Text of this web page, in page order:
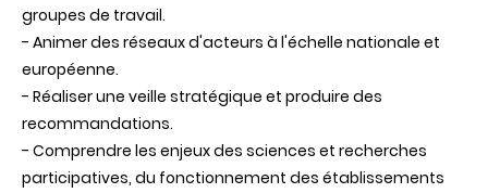
groupes de travail.
- Animer des réseaux d'acteurs à l'échelle nationale et
européenne.
- Réaliser une veille stratégique et produire des
recommandations.
- Comprendre les enjeux des sciences et recherches
participatives, du fonctionnement des établissements